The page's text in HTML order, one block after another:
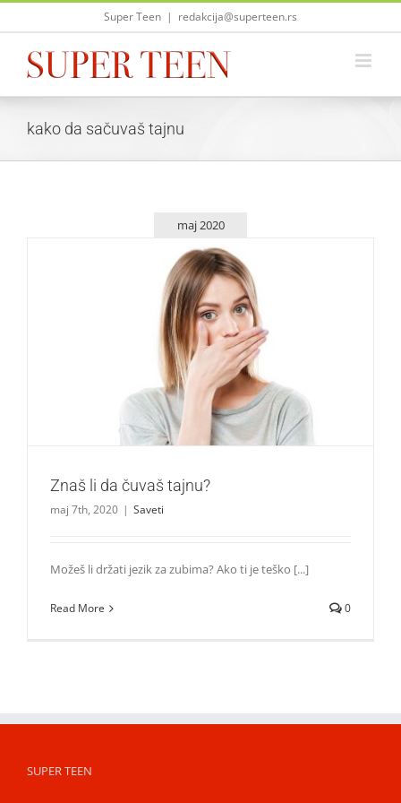
Skip
Super Teen | redakcija@superteen.rs
kako da sačuvaš tajnu
maj 2020
Znaš li da čuvaš tajnu?
Saveti
Znaš li da čuvaš tajnu?
maj 7th, 2020 | Saveti
Možeš li držati jezik za zubima? Ako ti je teško [...]
Read More 0
SUPER TEEN